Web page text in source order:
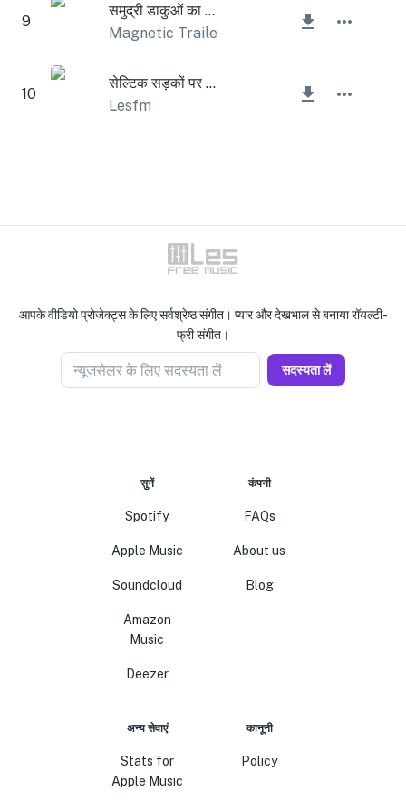
9
समुद्री डाकुओं का जहाज़
Magnetic Trailer
10
सेल्टिक सड़कों पर महाकाव्य यात्रा
Lesfm
आपके वीडियो प्रोजेक्ट्स के लिए सर्वश्रेष्ठ संगीत। प्यार और देखभाल से बनाया रॉयल्टी-
फ्री संगीत।
न्यूज़सेलर के लिए सदस्यता लें सदस्यता लें
सुनें
Spotify
Apple Music
Soundcloud
Amazon
Music
Deezer
कंपनी
FAQs
About us
Blog
अन्य सेवाएं
Stats for
Apple Music
कानूनी
Policy